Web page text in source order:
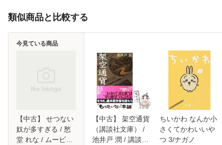
類似商品と比較する
【中古】 せつない
奴が多すぎる / 愁
堂 れな / ムービッ
今見ている商品
【中古】 架空通貨
（講談社文庫） /
池井戸 潤 / 講談社
ちいかわ なんか小
さくてかわいいや
つ 3/ナガノ